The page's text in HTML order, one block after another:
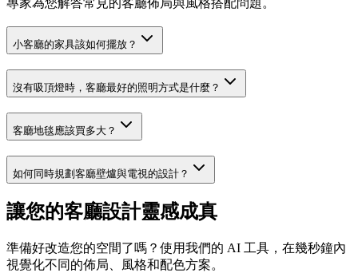
小客廳的家具該如何擺放？
沒有吸頂燈時，客廳最好的照明方式是什麼？
客廳地毯應該買多大？
如何同時規劃客廳壁爐與電視的設計？
讓您的客廳設計靈感成真
準備好改造您的空間了嗎？使用我們的 AI 工具，在幾秒鐘內
視覺化不同的佈局、風格和配色方案。